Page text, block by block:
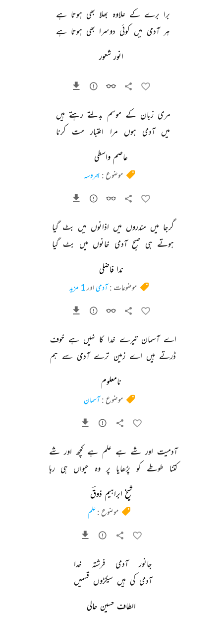
برا برے کے علاوہ بھلا بھی ہوتا ہے
ہر آدمی میں کوئی دوسرا بھی ہوتا ہے
انور شعور
مری زبان کے موسم بدلتے رہتے ہیں
میں آدمی ہوں مرا اعتبار مت کرنا
عاصم واسطی
موضوع : بھروسہ
گرجا میں مندروں میں اذانوں میں بٹ گیا
ہوتے ہی صبح آدمی خانوں میں بٹ گیا
ندا فاضلی
موضوعات :آدمیاور1 مزید
اے آسمان تیرے خدا کا نہیں ہے خوف
ڈرتے ہیں اے زمین ترے آدمی سے ہم
نامعلوم
موضوع :آسمان
آدمیت اور شے ہے علم ہے کچھ اور شے
کتنا طوطے کو پڑھایا پر وہ حیواں ہی رہا
شیخ ابراہیم ذوقؔ
موضوع :علم
جانور آدمی فرشتہ
خدا
آدمی کی ہیں سیکڑوں قسمیں
الطاف حسین حالی